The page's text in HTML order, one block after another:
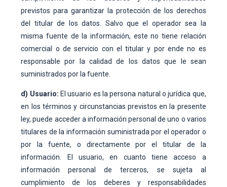
previstos para garantizar la protección de los derechos
del titular de los datos. Salvo que el operador sea la
misma fuente de la información, este no tiene relación
comercial o de servicio con el titular y por ende no es
responsable por la calidad de los datos que le sean
suministrados por la fuente.
d) Usuario: El usuario es la persona natural o jurídica que,
en los términos y circunstancias previstos en la presente
ley, puede acceder a información personal de uno o varios
titulares de la información suministrada por el operador o
por la fuente, o directamente por el titular de la
información. El usuario, en cuanto tiene acceso a
información personal de terceros, se sujeta al
cumplimiento de los deberes y responsabilidades